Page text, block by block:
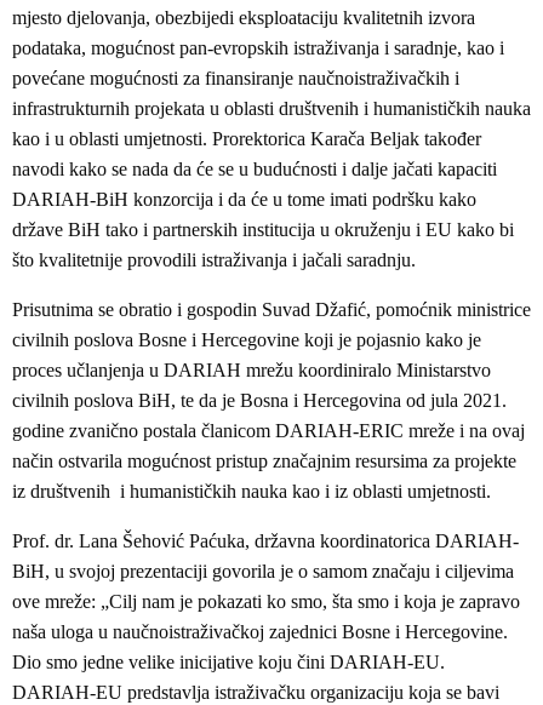
mjesto djelovanja, obezbijedi eksploataciju kvalitetnih izvora
podataka, mogućnost pan-evropskih istraživanja i saradnje, kao i
povećane mogućnosti za finansiranje naučnoistraživačkih i
infrastrukturnih projekata u oblasti društvenih i humanističkih nauka
kao i u oblasti umjetnosti. Prorektorica Karača Beljak također
navodi kako se nada da će se u budućnosti i dalje jačati kapaciti
DARIAH-BiH konzorcija i da će u tome imati podršku kako
države BiH tako i partnerskih institucija u okruženju i EU kako bi
što kvalitetnije provodili istraživanja i jačali saradnju.
Prisutnima se obratio i gospodin Suvad Džafić, pomoćnik ministrice
civilnih poslova Bosne i Hercegovine koji je pojasnio kako je
proces učlanjenja u DARIAH mrežu koordiniralo Ministarstvo
civilnih poslova BiH, te da je Bosna i Hercegovina od jula 2021.
godine zvanično postala članicom DARIAH-ERIC mreže i na ovaj
način ostvarila mogućnost pristup značajnim resursima za projekte
iz društvenih i humanističkih nauka kao i iz oblasti umjetnosti.
Prof. dr. Lana Šehović Paćuka, državna koordinatorica DARIAH-
BiH, u svojoj prezentaciji govorila je o samom značaju i ciljevima
ove mreže: „Cilj nam je pokazati ko smo, šta smo i koja je zapravo
naša uloga u naučnoistraživačkoj zajednici Bosne i Hercegovine.
Dio smo jedne velike inicijative koju čini DARIAH-EU.
DARIAH-EU predstavlja istraživačku organizaciju koja se bavi